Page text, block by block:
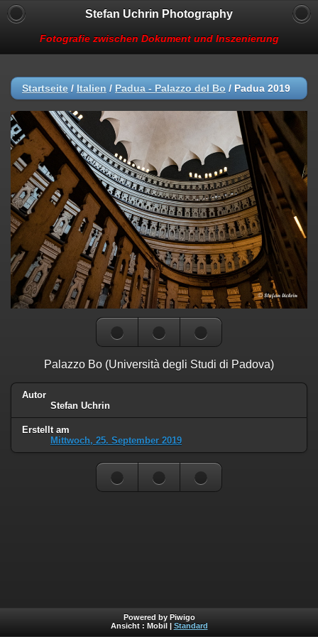
Stefan Uchrin Photography
Fotografie zwischen Dokument und Inszenierung
Startseite / Italien / Padua - Palazzo del Bo / Padua 2019
Palazzo Bo (Università degli Studi di Padova)
Autor
Stefan Uchrin
Erstellt am
Mittwoch, 25. September 2019
Powered by Piwigo
Ansicht : Mobil Standard